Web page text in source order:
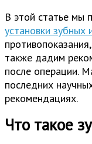
В этой статье мы
установки зубных
также дадим
после операции.
последних
рекомендациях.
Что такое